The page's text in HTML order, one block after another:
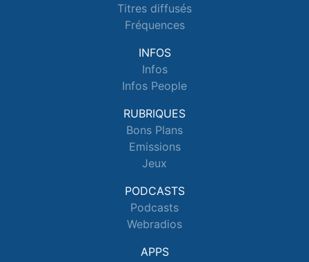
Titres diffusés
Fréquences
INFOS
Infos
Infos People
RUBRIQUES
Bons Plans
Emissions
Jeux
PODCASTS
Podcasts
Webradios
APPS